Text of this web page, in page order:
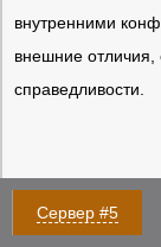
внутренними
внешние
справедливости.
Сервер #5